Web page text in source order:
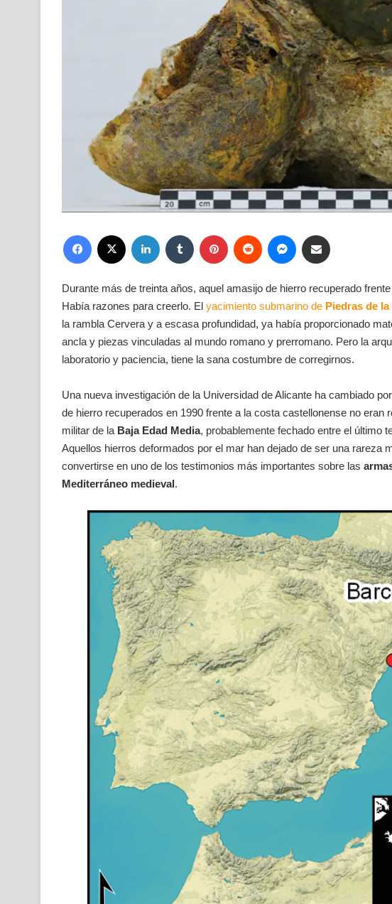
Facebook LinkedIn Tumblr Pinterest Reddit Messenger
Durante más de treinta años, aquel amasijo de hierro recuperado
Había razones para creerlo. El yacimiento submarino de Piedras de
la rambla Cervera y a escasa profundidad, ya había proporcionado
ancla y piezas vinculadas al mundo romano y prerromano. Pero la
laboratorio y paciencia, tiene la sana costumbre de corregirnos.
Una nueva investigación de la Universidad de Alicante ha cambiado
de hierro recuperados en 1990 frente a la costa castellonense no eran
militar de la Baja Edad Media, probablemente fechado entre el último
Aquellos hierros deformados por el mar han dejado de ser una rareza
convertirse en uno de los testimonios más importantes sobre las
Mediterráneo medieval.